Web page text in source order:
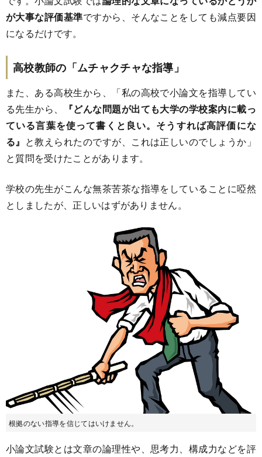
が大事な評価基準ですから、そんなことをしても減点要因
になるだけです。
高校教師の「ムチャクチャな指導」
また、ある高校生から、「私の高校で小論文を指導してい
る先生から、
『どんな問題が出ても大学の学校案内に載っ
ている言葉を使って書くと良い。そうすれば高評価にな
る』 と教えられたのですが、これは正しいのでしょうか」
と質問を受けたことがあります。
学校の先生がこんな無茶苦茶な指導をしていることに啞然
としましたが、正しいはずがありません。
根拠のない指導を信じてはいけません。
小論文試験とは文章の論理性や、思考力、構成力などを評